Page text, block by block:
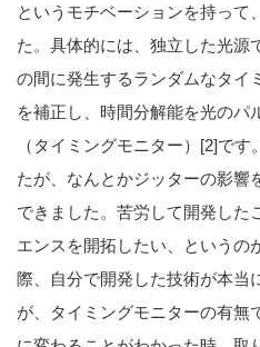
というモチベーションを持って
た。具体的には、独立した光源
の間に発生するランダムなタイ
を補正し、時間分解能を光のパ
（タイミングモニター）[2]で
たが、なんとかジッターの影響
できました。苦労して開発した
エンスを開拓したい、というの
際、自分で開発した技術が本当
が、タイミングモニターの有無